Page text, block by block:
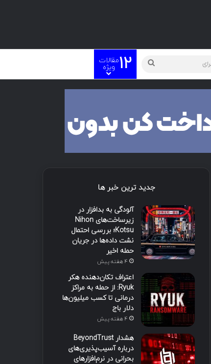
12مقالات
ویژه
جدید ترین خبر ها
آلودگی به بدافزار در
زیرساخت‌های Nihon
Kotsu؛ بررسی احتمال
نشت داده‌ها در جریان
حمله اخیر
4 هفته پیش
اعتراف تکان‌دهنده هکر
Ryuk: از حمله به مراکز
درمانی تا کسب میلیون‌ها
دلار باج
4 هفته پیش
هشدار BeyondTrust
درباره آسیب‌پذیری‌های
بحرانی در نرم‌افزارهای